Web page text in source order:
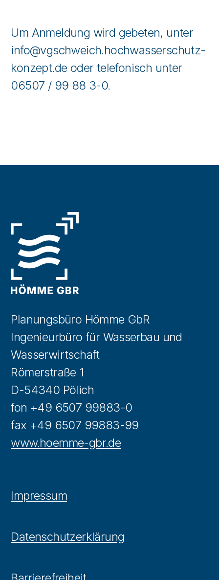
Um Anmeldung wird gebeten, unter
info@vgschweich.hochwasserschutz-
konzept.de oder telefonisch unter
06507 / 99 88 3-0.
Planungsbüro Hömme GbR
Ingenieurbüro für Wasserbau und
Wasserwirtschaft
Römerstraße 1
D-54340 Pölich
fon +49 6507 99883-0
fax +49 6507 99883-99
www.hoemme-gbr.de
Impressum
Datenschutzerklärung